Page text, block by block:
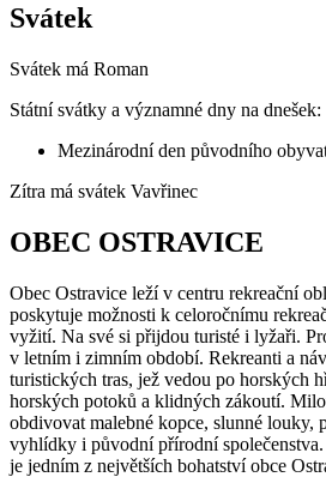
Svátek
Svátek má Roman
Státní svátky a významné dny na dnešek:
Mezinárodní den původního
Zítra má svátek Vavřinec
OBEC OSTRAVICE
Obec Ostravice leží v centru rekreační
poskytuje možnosti k celoročnímu
vyžití. Na své si přijdou turisté i lyžaři.
v letním i zimním období. Rekreanti a
turistických tras, jež vedou po horských
horských potoků a klidných zákoutí.
obdivovat malebné kopce, slunné louky,
vyhlídky i původní přírodní společenstva.
je jedním z největších bohatství obce